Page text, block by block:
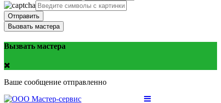
Отправить
Вызвать мастера
Вызвать мастера
Ваше сообщение отправленно